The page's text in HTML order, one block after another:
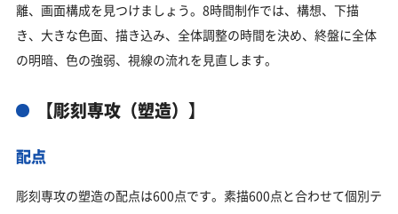
離、画面構成を見つけましょう。8時間制作では、構想、下描
き、大きな色面、描き込み、全体調整の時間を決め、終盤に全体
の明暗、色の強弱、視線の流れを見直します。
【彫刻専攻（塑造）】
配点
彫刻専攻の塑造の配点は600点です。素描600点と合わせて個別テ